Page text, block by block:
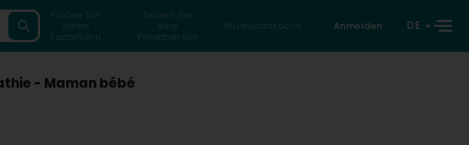
Finden Sie
einen
Fachmann
Finden Sie
eine
Privatperson
Rückwärtssuche Anmelden DE
- Maman bébé